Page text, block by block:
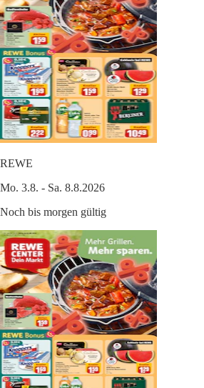
REWE
Mo. 3.8. - Sa. 8.8.2026
Noch bis morgen gültig